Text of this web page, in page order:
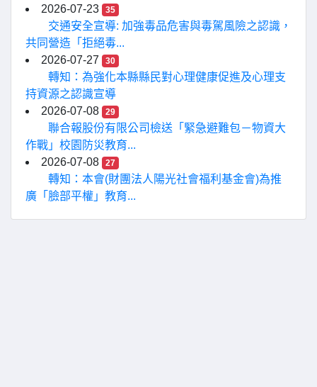
2026-07-23
35
交通安全宣導: 加強毒品危害與毒駕風險之認識，
共同營造「拒絕毒...
2026-07-27
30
轉知：為強化本縣縣民對心理健康促進及心理支
持資源之認識宣導
2026-07-08
29
聯合報股份有限公司檢送「緊急避難包－物資大
作戰」校園防災教育...
2026-07-08
27
轉知：本會(財團法人陽光社會福利基金會)為推
廣「臉部平權」教育...